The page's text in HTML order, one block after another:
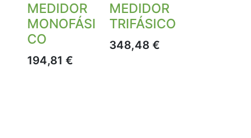
MEDIDOR
MONOFÁSI
CO
194,81 €
MEDIDOR
TRIFÁSICO
348,48 €